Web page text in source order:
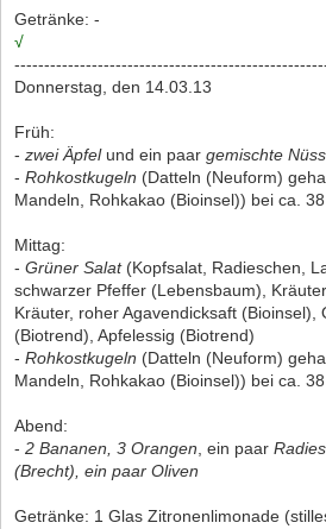
Getränke: -
√
Donnerstag, den 14.03.13
Früh:
- zwei Äpfelund ein paar gemischte
- Rohkostkugeln (Datteln (Neuform)
Mandeln, Rohkakao (Bioinsel)) bei ca.
Mittag:
- Grüner Salat(Kopfsalat, Radieschen,
schwarzer Pfeffer (Lebensbaum),
Kräuter, roher Agavendicksaft (Bioinsel),
(Biotrend), Apfelessig (Biotrend)
- Rohkostkugeln (Datteln (Neuform)
Mandeln, Rohkakao (Bioinsel)) bei ca.
Abend:
- 2 Bananen, 3 Orangen , ein paar
(Brecht), ein paar Oliven
Getränke: 1 Glas Zitronenlimonade